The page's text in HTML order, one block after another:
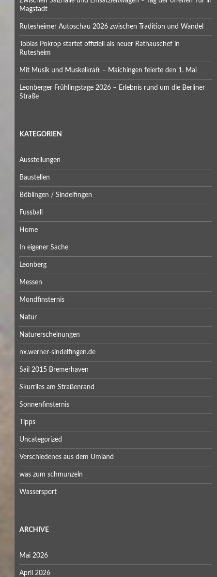
Magstadt
Rutesheimer Autoschau 2026 zwischen Tradition und Wandel
Tobias Pokrop startet offiziell als neuer Rathauschef in
Rutesheim
Mit Musik und Muskelkraft – Maichingen feierte den 1. Mai
Leonberger Frühlingstage 2026 – Erlebnis rund um die Berliner
Straße
KATEGORIEN
Ausstellungen
Baustellen
Böblingen / Sindelfingen
Fussball
Home
In eigener Sache
Leonberg
Messen
Mondfinsternis
Natur
Naturerscheinungen
nx.werner-sindelfingen.de
Sail 2015 Bremerhaven
Skurriles am Straßenrand
Sonnenfinsternis
Tipps
Uncategorized
Verschiedenes aus dem Umland
was zum schmunzeln
Wassersport
ARCHIVE
Mai 2026
April 2026